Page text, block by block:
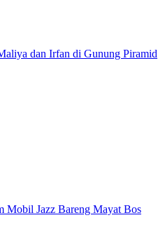
dan Irfan di Gunung Piramid
Mobil Jazz Bareng Mayat Bos